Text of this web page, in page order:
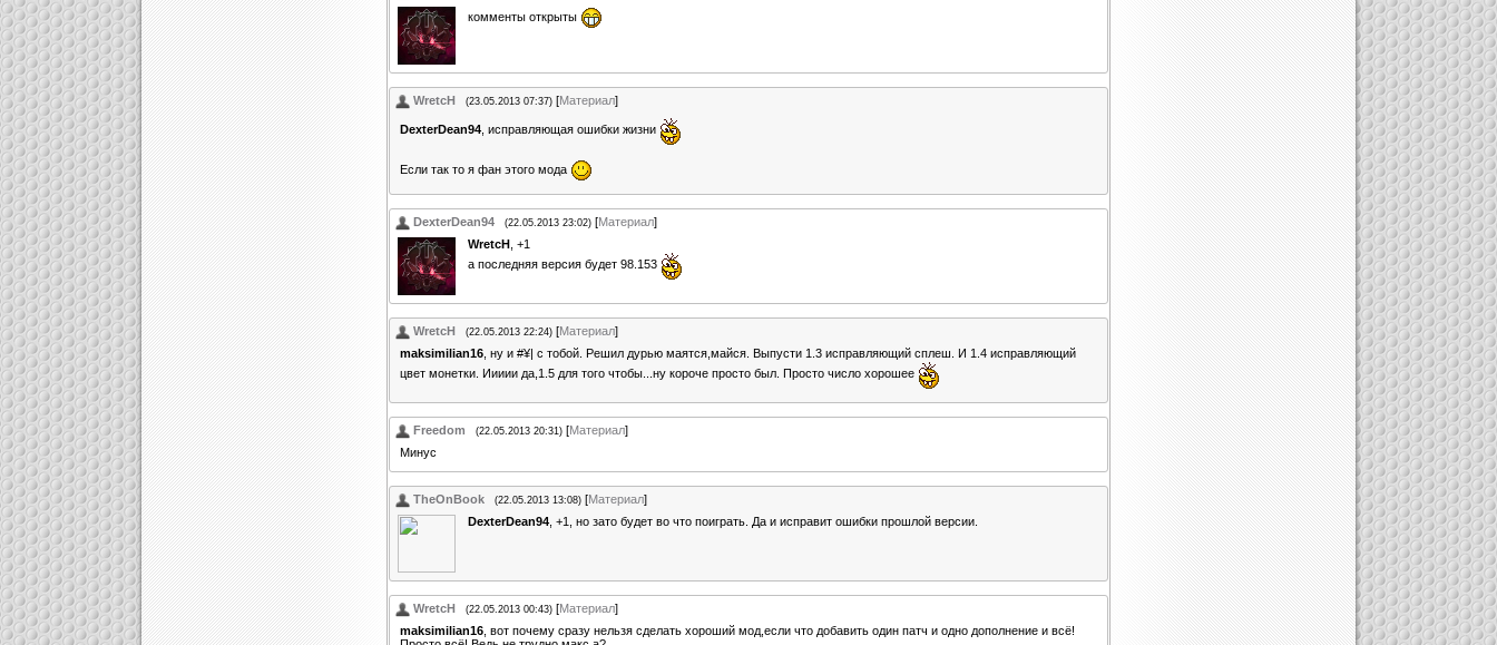
комменты открыты
WretcH (23.05.2013 07:37) [Материал]
DexterDean94 , исправляющая ошибки жизни
Если так то я фан этого мода
DexterDean94 (22.05.2013 23:02) [Материал]
WretcH , +1
а последняя версия будет 98.153
WretcH (22.05.2013 22:24) [Материал]
maksimilian16 , ну и #¥| с тобой. Решил дурью маятся,майся. Выпусти 1.3 исправляющий сплеш. И 1.4 исправляющий
цвет монетки. Иииии да,1.5 для того чтобы...ну короче просто был. Просто число хорошее
Freedom (22.05.2013 20:31) [Материал]
Минус
TheOnBook (22.05.2013 13:08) [Материал]
DexterDean94 , +1, но зато будет во что поиграть. Да и исправит ошибки прошлой версии.
WretcH (22.05.2013 00:43) [Материал]
maksimilian16 , вот почему сразу нельзя сделать хороший мод,если что добавить один патч и одно дополнение и всё!